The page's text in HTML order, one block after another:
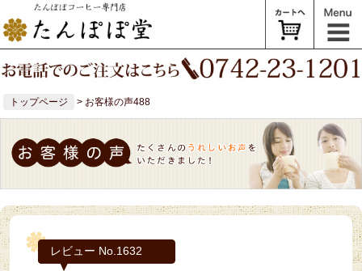
トップページ > お客様の声488
レビュー No.1632